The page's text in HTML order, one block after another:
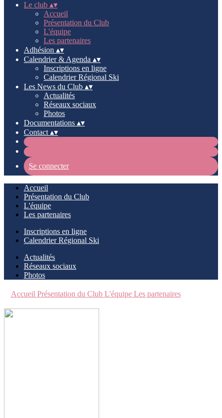
Le club ▴▾
Accueil
Présentation du Club
L'équipe
Les partenaires
Adhésion ▴▾
Calendrier & Agenda ▴▾
Inscriptions en ligne
Calendrier Régional Ski
Les News du Club ▴▾
Actualités
Réseaux sociaux
Photos
Documentations ▴▾
Contact ▴▾
Se connecter
Accueil
Présentation du Club
L'équipe
Les partenaires
Inscriptions en ligne
Calendrier Régional Ski
Actualités
Réseaux sociaux
Photos
Accueil Présentation du Club L'équipe Les partenaires